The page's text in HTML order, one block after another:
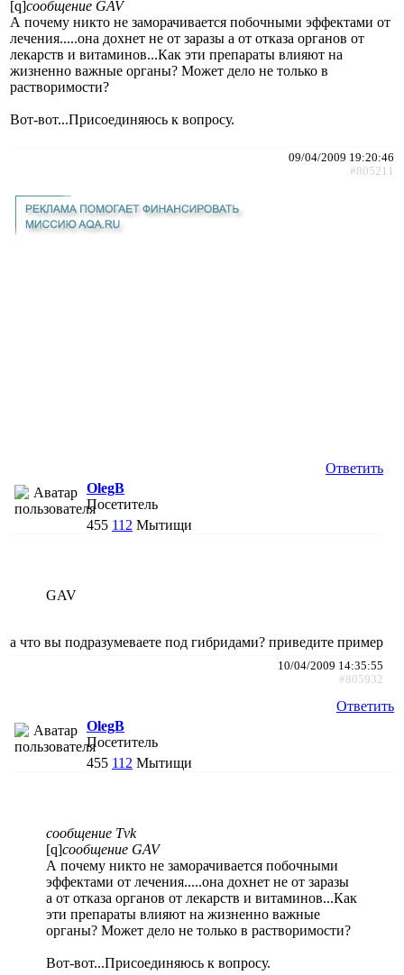
[q]сообщение GAV
А почему никто не заморачивается побочными эффектами от
лечения.....она дохнет не от заразы а от отказа органов от
лекарств и витаминов...Как эти препараты влияют на
жизненно важные органы? Может дело не только в
растворимости?
Вот-вот...Присоединяюсь к вопросу.
09/04/2009 19:20:46
#805211
Ответить
OlegB
Посетитель
455 112 Мытищи
GAV
а что вы подразумеваете под гибридами? приведите пример
10/04/2009 14:35:55
#805932
Ответить
OlegB
Посетитель
455 112 Мытищи
сообщение Tvk
[q]сообщение GAV
А почему никто не заморачивается побочными
эффектами от лечения.....она дохнет не от заразы
а от отказа органов от лекарств и витаминов...Как
эти препараты влияют на жизненно важные
органы? Может дело не только в растворимости?
Вот-вот...Присоединяюсь к вопросу.